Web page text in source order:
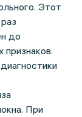
Этот
до
признаков.
При